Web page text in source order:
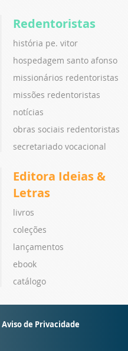
Redentoristas
história pe. vitor
hospedagem santo afonso
missionários redentoristas
missões redentoristas
notícias
obras sociais redentoristas
secretariado vocacional
Editora Ideias &
Letras
livros
coleções
lançamentos
ebook
catálogo
Aviso de Privacidade